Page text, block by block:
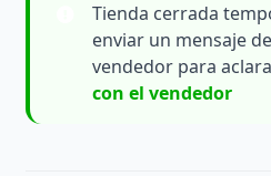
Tienda cerrada
enviar un mensaje
vendedor para
con el vendedor